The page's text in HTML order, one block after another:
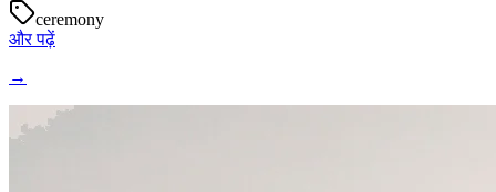
ceremony
और पढ़ें
→